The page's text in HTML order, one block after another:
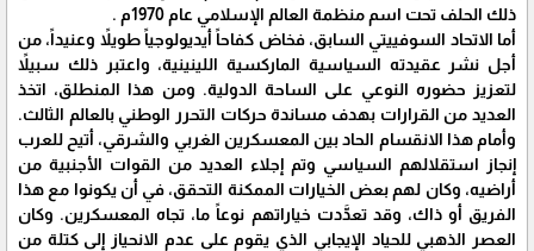
ذلك الحلف تحت اسم منظمة العالم الإسلامي عام 1970م .
أما الاتحاد السوفييتي السابق، فخاض كفاحاً أيديولوجياً طويلاً وعنيداً، من
أجل نشر عقيدته السياسية الماركسية اللينينية، واعتبر ذلك سبيلاً
لتعزيز حضوره النوعي على الساحة الدولية. ومن هذا المنطلق، اتخذ
العديد من القرارات بهدف مساندة حركات التحرر الوطني بالعالم الثالث.
وأمام هذا الانقسام الحاد بين المعسكرين الغربي والشرقي، أتيح للعرب
إنجاز استقلالهم السياسي وتم إجلاء العديد من القوات الأجنبية من
أراضيه، وكان لهم بعض الخيارات الممكنة التحقق، في أن يكونوا مع هذا
الفريق أو ذاك، وقد تعدَّدت خياراتهم نوعاً ما، تجاه المعسكرين. وكان
العصر الذهبي للحياد الإيجابي الذي يقوم على عدم الانحياز إلى كتلة من